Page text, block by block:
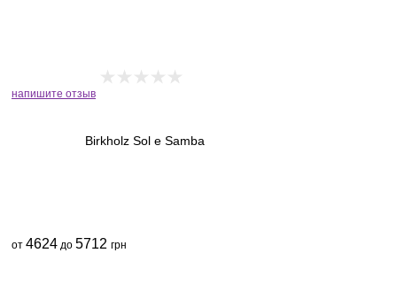
напишите отзыв
Birkholz Sol e Samba
от 4624 до 5712 грн